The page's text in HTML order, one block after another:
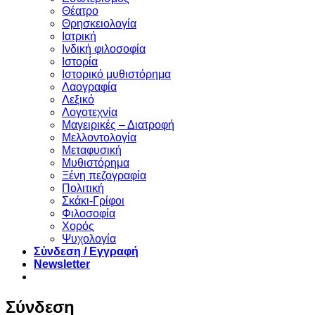
Θέατρο
Θρησκειολογία
Ιατρική
Ινδική φιλοσοφία
Ιστορία
Ιστορικό μυθιστόρημα
Λαογραφία
Λεξικό
Λογοτεχνία
Μαγειρικές – Διατροφή
Μελλοντολογία
Μεταφυσική
Μυθιστόρημα
Ξένη πεζογραφία
Πολιτική
Σκάκι-Γρίφοι
Φιλοσοφία
Χορός
Ψυχολογία
Σύνδεση / Εγγραφή
Newsletter
Σύνδεση